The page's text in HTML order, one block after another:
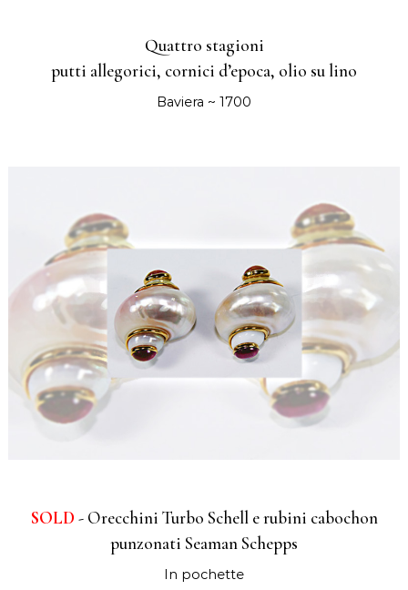
Quattro stagioni
putti allegorici, cornici d’epoca, olio su lino
Baviera ~ 1700
SOLD - Orecchini Turbo Schell e rubini cabochon
punzonati Seaman Schepps
In pochette